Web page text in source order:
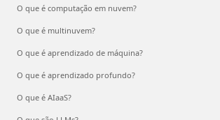
O que é computação em nuvem?
O que é multinuvem?
O que é aprendizado de máquina?
O que é aprendizado profundo?
O que é AIaaS?